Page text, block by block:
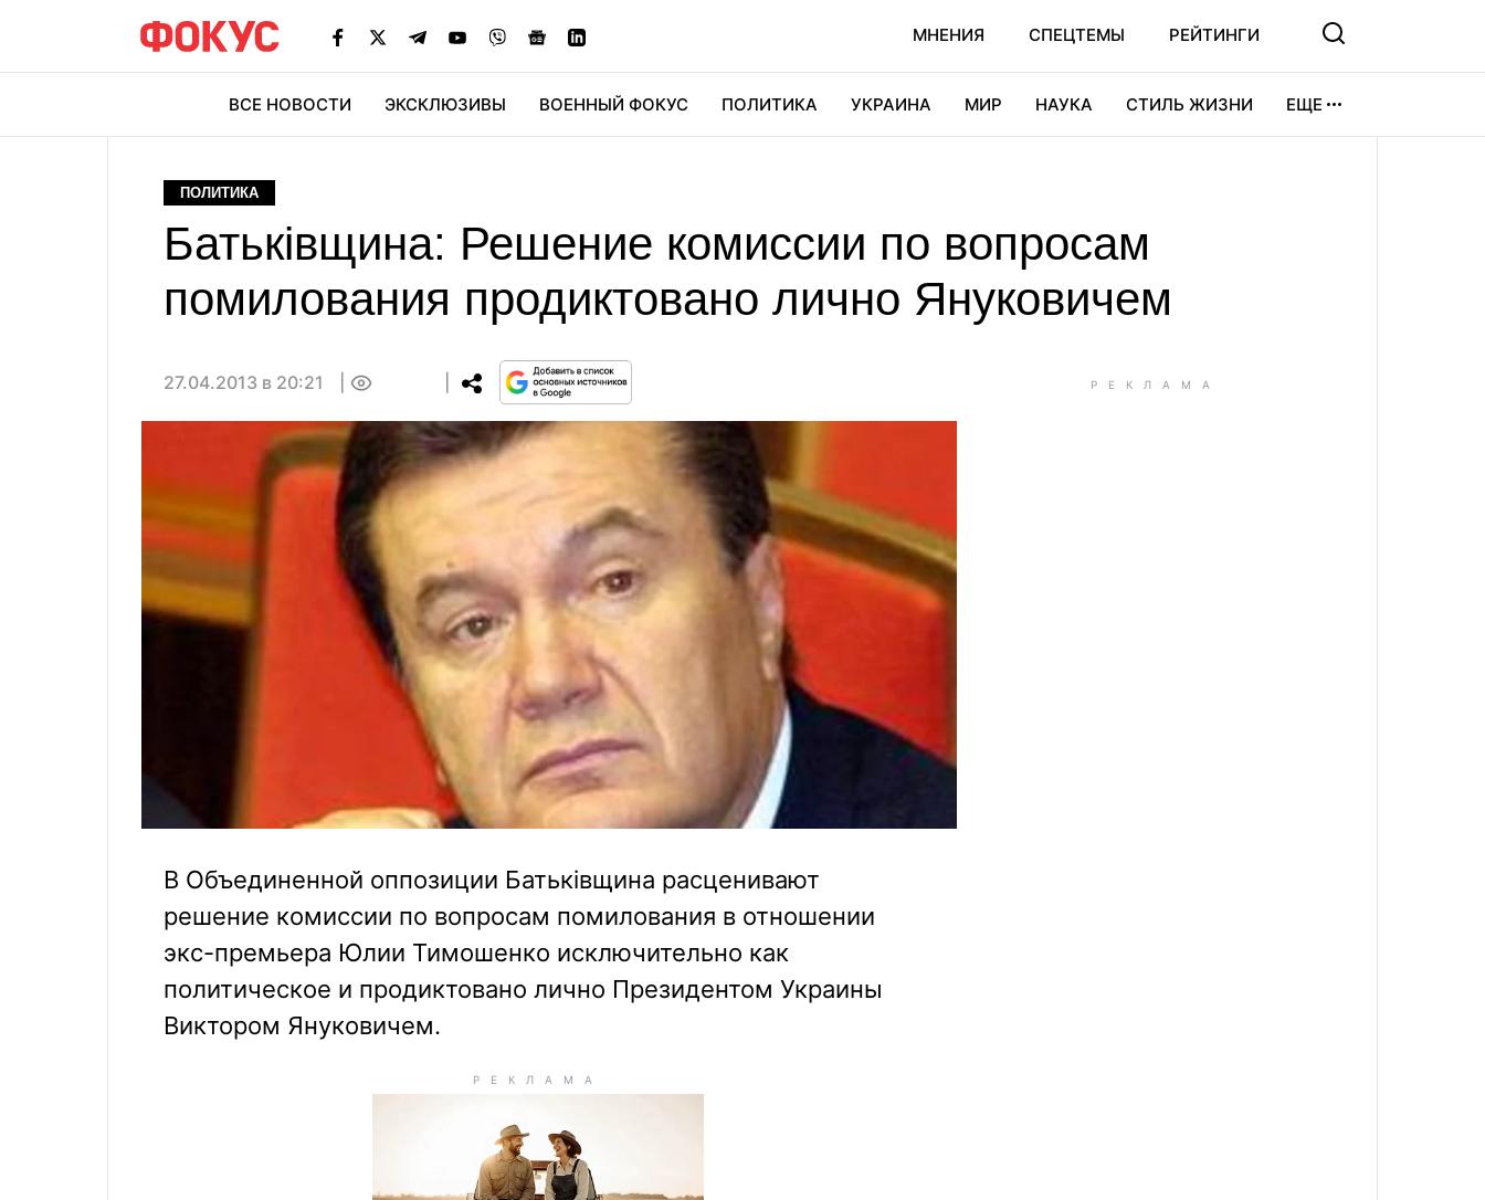
МНЕНИЯ СПЕЦТЕМЫ РЕЙТИНГИ
ВСЕ НОВОСТИ ЭКСКЛЮЗИВЫ ВОЕННЫЙ ФОКУС ПОЛИТИКА УКРАИНА МИР НАУКА СТИЛЬ ЖИЗНИ ЕЩЕ
ПОЛИТИКА
Батьківщина: Решение комиссии по вопросам
помилования продиктовано лично Януковичем
27.04.2013 в 20:21
В Объединенной оппозиции Батьківщина расценивают
решение комиссии по вопросам помилования в отношении
экс-премьера Юлии Тимошенко исключительно как
политическое и продиктовано лично Президентом Украины
Виктором Януковичем.